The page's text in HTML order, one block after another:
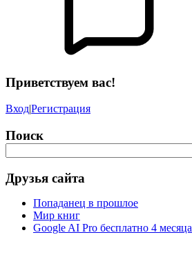
Приветствуем вас!
Вход|Регистрация
Поиск
Друзья сайта
Попаданец в прошлое
Мир книг
Google AI Pro бесплатно 4 месяца